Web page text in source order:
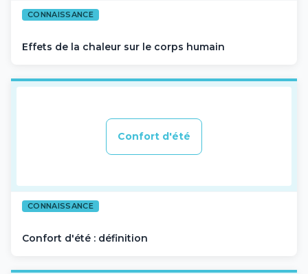
CONNAISSANCE
Effets de la chaleur sur le corps humain
Confort d'été
CONNAISSANCE
Confort d'été : définition